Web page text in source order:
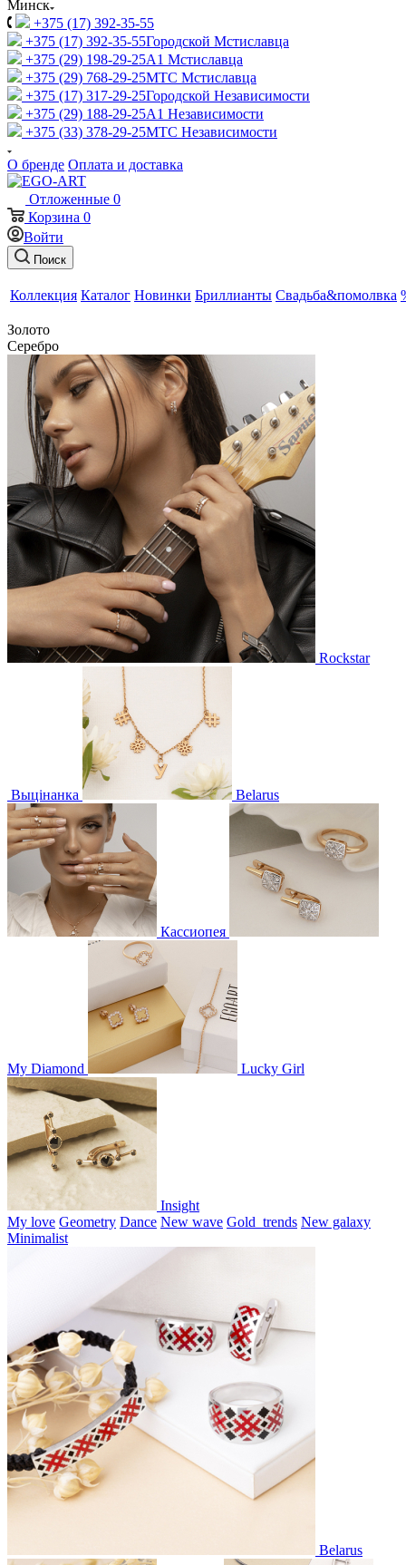
Минск
+375 (17) 392-35-55
+375 (17) 392-35-55Городской Мстиславца
+375 (29) 198-29-25A1 Мстиславца
+375 (29) 768-29-25МТС Мстиславца
+375 (17) 317-29-25Городской Независимости
+375 (29) 188-29-25A1 Независимости
+375 (33) 378-29-25МТС Независимости
О бренде Оплата и доставка
Отложенные 0
Корзина 0
Войти
Поиск
Коллекция Каталог Новинки Бриллианты Свадьба&помолвка
Золото
Серебро
Rockstar
Выцінанка Belarus
Кассиопея
My Diamond Lucky Girl
Insight
My love Geometry Dance New wave Gold_trends New galaxy
Minimalist
Belarus